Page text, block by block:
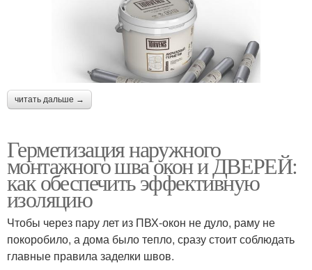
читать дальше →
Герметизация наружного
монтажного шва окон и ДВЕРЕЙ:
как обеспечить эффективную
изоляцию
Чтобы через пару лет из ПВХ-окон не дуло, раму не
покоробило, а дома было тепло, сразу стоит соблюдать
главные правила заделки швов.